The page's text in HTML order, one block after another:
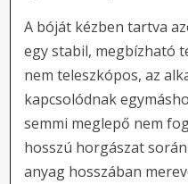
A bóját kézben tartva
egy stabil, megbízható
nem teleszkópos, az
kapcsolódnak
semmi meglepő nem
hosszú horgászat
anyag hosszában